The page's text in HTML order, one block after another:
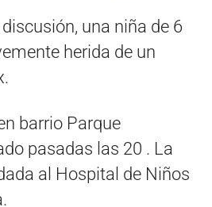
una niña de 6
herida de un
barrio Parque
pasadas las 20 . La
al Hospital de Niños